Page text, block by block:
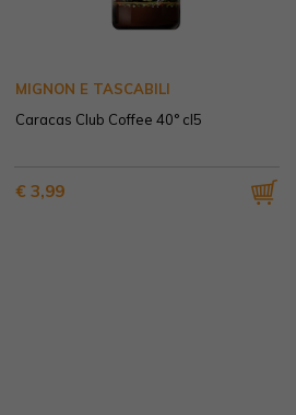
MIGNON E TASCABILI
Caracas Club Coffee 40° cl5
€ 3,99